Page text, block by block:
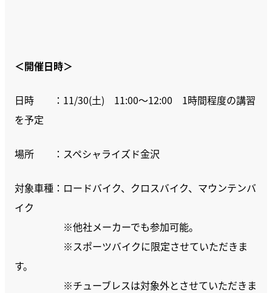
＜開催日時＞
日時 ：11/30(土) 11:00～12:00 1時間程度の講習
を予定
場所 ：スペシャライズド金沢
対象車種：ロードバイク、クロスバイク、マウンテンバ
イク
※他社メーカーでも参加可能。
※スポーツバイクに限定させていただきま
す。
※チューブレスは対象外とさせていただきま